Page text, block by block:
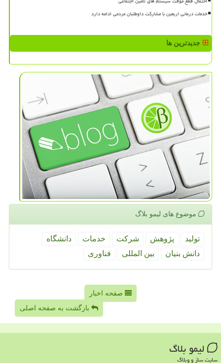
خدمات درمانی اربعین با مشارکت داوطلبان مردمی ادامه دارد
جدیدترین ها
موضوع های لیمو بلاگ
تولید پژوهش شركت خدمات
دانشگاه
دانش بنیان
بین المللی فناوری
صفحه اخبار
بازگشت به صفحه اصلی
لیمو بلاگ
سایت ساز و وبلاگ